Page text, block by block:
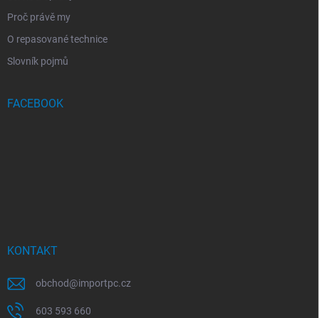
Proč právě my
O repasované technice
Slovník pojmů
FACEBOOK
KONTAKT
obchod@importpc.cz
603 593 660